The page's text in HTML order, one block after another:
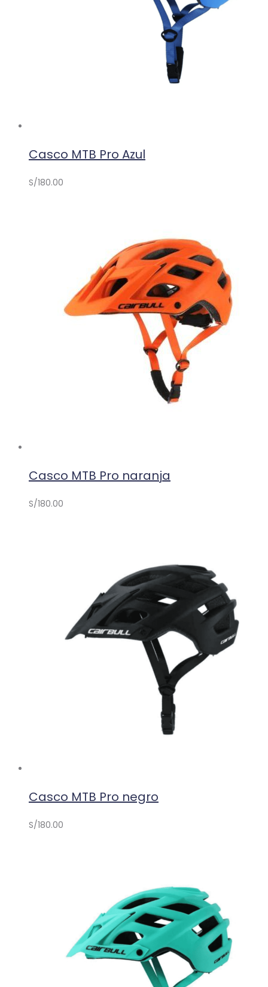
Casco MTB Pro Azul
S/180.00
Casco MTB Pro naranja
S/180.00
Casco MTB Pro negro
S/180.00